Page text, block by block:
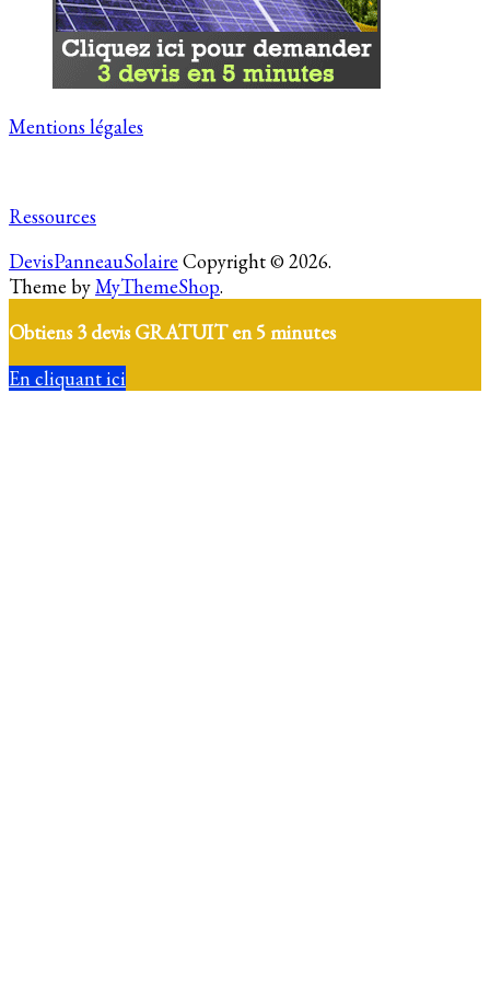
Mentions légales
Ressources
DevisPanneauSolaire Copyright © 2026.
Theme byMyThemeShop.
Obtiens 3 devis GRATUIT en 5 minutes
En cliquant ici